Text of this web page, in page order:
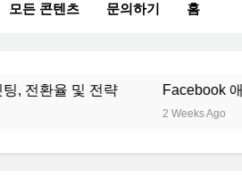
Facebook 애
모든 콘텐츠 문의하기 홈
및 전략 Facebook 애플리케
2 Weeks Ago